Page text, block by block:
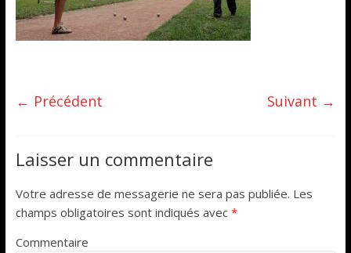
← Précédent Suivant →
Laisser un commentaire
Votre adresse de messagerie ne sera pas publiée. Les
champs obligatoires sont indiqués avec *
Commentaire